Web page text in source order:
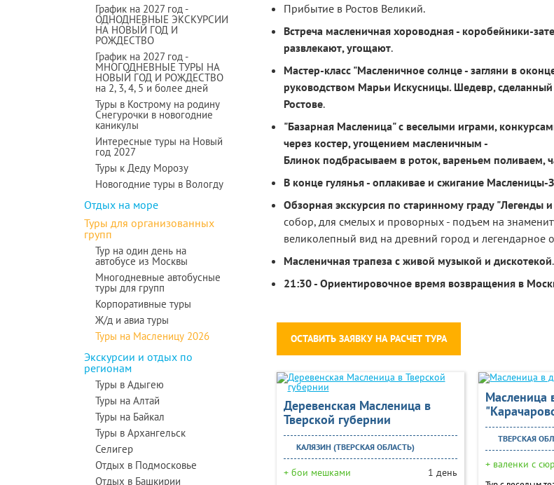
График на 2027 год -
ОДНОДНЕВНЫЕ ЭКСКУРСИИ
НА НОВЫЙ ГОД И
РОЖДЕСТВО
График на 2027 год -
МНОГОДНЕВНЫЕ ТУРЫ НА
НОВЫЙ ГОД И РОЖДЕСТВО
на 2, 3, 4, 5 и более дней
Туры в Кострому на родину
Снегурочки в новогодние
каникулы
Интересные туры на Новый
год 2027
Туры к Деду Морозу
Новогодние туры в Вологду
Отдых на море
Туры для организованных
групп
Тур на один день на
автобусе из Москвы
Многодневные автобусные
туры для групп
Корпоративные туры
Ж/д и авиа туры
Туры на Масленицу 2026
Экскурсии и отдых по
регионам
Туры в Адыгею
Туры на Алтай
Туры на Байкал
Туры в Архангельск
Селигер
Отдых в Подмосковье
Отдых в Башкирии
Прибытие в Ростов Великий.
Встреча масленичная хороводная - коробейники-
развлекают, угощают.
Мастер-класс "Масленичное солнце - загляни в
руководством Марьи Искусницы. Шедевр,
Ростове.
"Базарная Масленица" с веселыми играми,
через костер, угощением масленичным -
Блинок подбрасываем в роток, вареньем поливаем,
В конце гулянья - оплакивае и сжигание Масленицы-
Обзорная экскурсия по старинному граду "Легенды
собор, для смелых и проворных - подъем на
великолепный вид на древний город и легендарное
Масленичная трапеза с живой музыкой и дискотекой.
21:30 - Ориентировочное время возвращения в
ОСТАВИТЬ ЗАЯВКУ НА РАСЧЕТ ТУРА
Деревенская Масленица в
Тверской губернии
КАЛЯЗИН (ТВЕРСКАЯ ОБЛАСТЬ)
+ бои мешками 1 день
Масленица
ТВЕРСКАЯ
+ валенки с